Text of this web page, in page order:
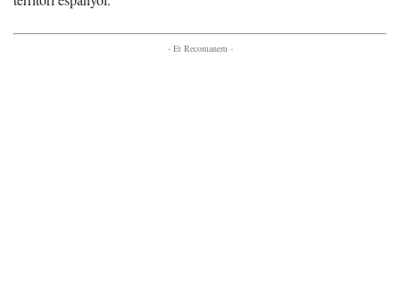
- Et Recomanem -